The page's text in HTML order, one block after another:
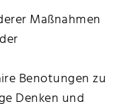
Maßnahmen
Benotungen zu
Denken und